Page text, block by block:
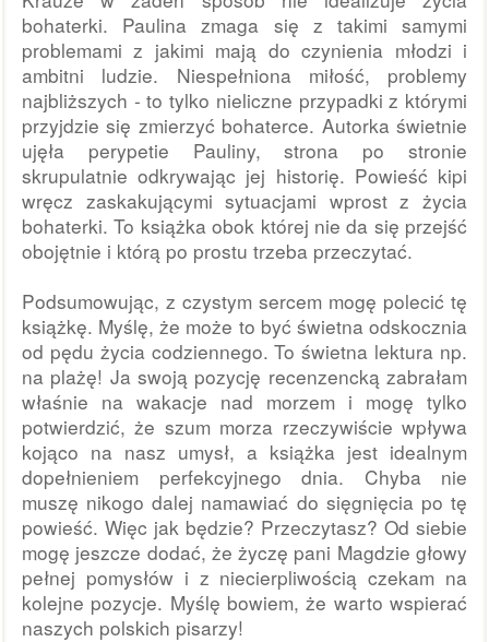
bohaterki. Paulina zmaga się z takimi samymi
problemami z jakimi mają do czynienia młodzi i
ambitni ludzie. Niespełniona miłość, problemy
najbliższych - to tylko nieliczne przypadki z którymi
przyjdzie się zmierzyć bohaterce. Autorka świetnie
ujęła perypetie Pauliny, strona po stronie
skrupulatnie odkrywając jej historię. Powieść kipi
wręcz zaskakującymi sytuacjami wprost z życia
bohaterki. To książka obok której nie da się przejść
obojętnie i którą po prostu trzeba przeczytać.
Podsumowując, z czystym sercem mogę polecić tę
książkę. Myślę, że może to być świetna odskocznia
od pędu życia codziennego. To świetna lektura np.
na plażę! Ja swoją pozycję recenzencką zabrałam
właśnie na wakacje nad morzem i mogę tylko
potwierdzić, że szum morza rzeczywiście wpływa
kojąco na nasz umysł, a książka jest idealnym
dopełnieniem perfekcyjnego dnia. Chyba nie
muszę nikogo dalej namawiać do sięgnięcia po tę
powieść. Więc jak będzie? Przeczytasz? Od siebie
mogę jeszcze dodać, że życzę pani Magdzie głowy
pełnej pomysłów i z niecierpliwością czekam na
kolejne pozycje. Myślę bowiem, że warto wspierać
naszych polskich pisarzy!